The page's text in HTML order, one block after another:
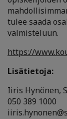
tulee saada
valmisteluun.
https://
Lisätietoja:
Iiris Hynönen,
050 389 1000